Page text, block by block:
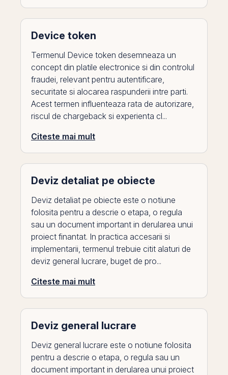
Device token
Termenul Device token desemneaza un
concept din platile electronice si din controlul
fraudei, relevant pentru autentificare,
securitate si alocarea raspunderii intre parti.
Acest termen influenteaza rata de autorizare,
riscul de chargeback si experienta cl...
Citeste mai mult
Deviz detaliat pe obiecte
Deviz detaliat pe obiecte este o notiune
folosita pentru a descrie o etapa, o regula
sau un document important in derularea unui
proiect finantat. In practica accesarii si
implementarii, termenul trebuie citit alaturi de
deviz general lucrare, buget de pro...
Citeste mai mult
Deviz general lucrare
Deviz general lucrare este o notiune folosita
pentru a descrie o etapa, o regula sau un
document important in derularea unui proiect